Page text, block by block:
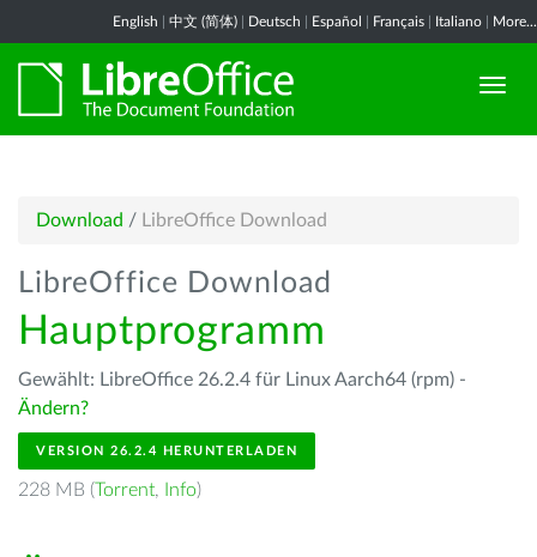
English 中文 (简体) Deutsch Español Français Italiano More...
Download / LibreOffice Download
LibreOffice Download
Hauptprogramm
Gewählt: LibreOffice 26.2.4 für Linux Aarch64 (rpm) -
Ändern?
VERSION 26.2.4 HERUNTERLADEN
228 MB (Torrent, Info)